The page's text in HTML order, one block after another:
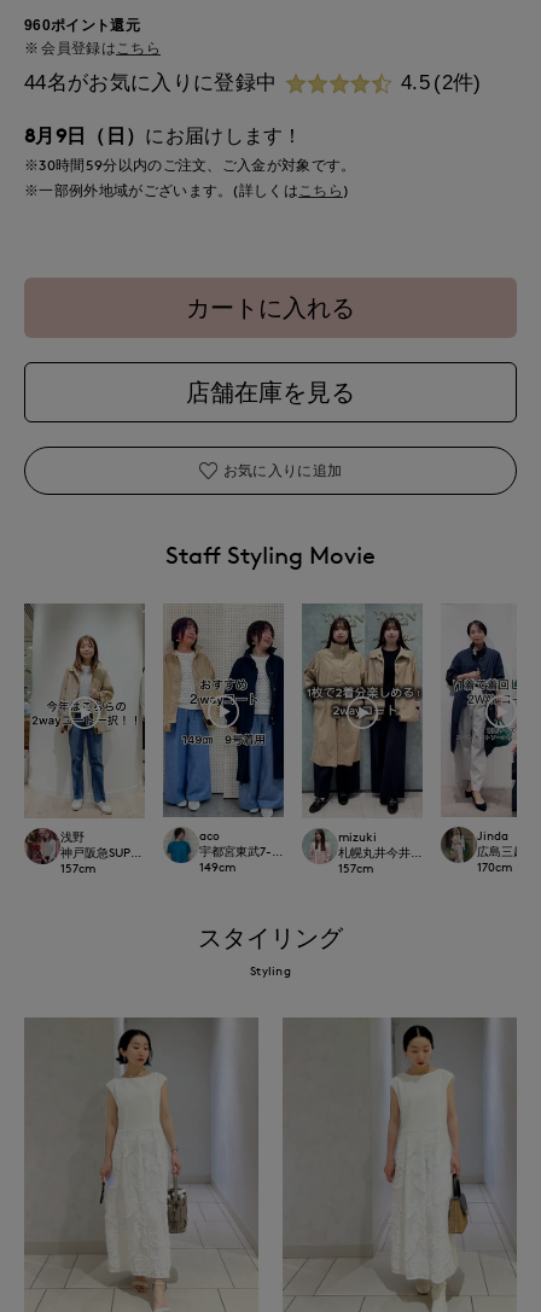
960ポイント還元
会員登録は こちら
44名がお気に入りに登録中 4.5 (2件)
8月9日（日） にお届けします！
※30時間 59分以内のご注文、ご入金が対象です。
※一部例外地域がございます。(詳しくはこちら )
カートに入れる
店舗在庫を見る
お気に入りに追加
Staff Styling Movie
浅野
神戸阪急SUPERIORCLOSET
157cm
aco
宇都宮東武7-IDconcept./INED
149cm
mizuki
札幌丸井今井SUPERIOR CLOSET
157cm
Jinda
広島三越
170cm
スタイリング
Styling